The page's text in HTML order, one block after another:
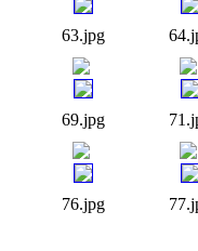
63.jpg
69.jpg
76.jpg